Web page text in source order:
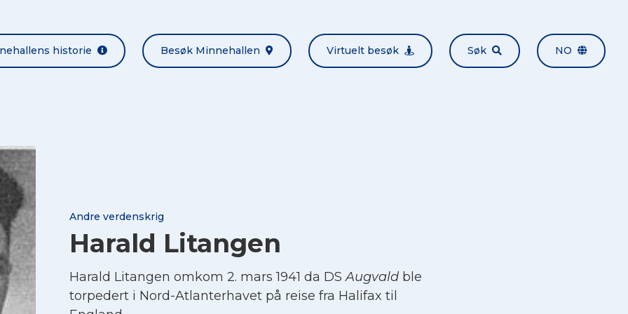
historie Besøk Minnehallen Virtuelt besøk Søk NO
Andre verdenskrig
Harald Litangen
Harald Litangen omkom 2. mars 1941 da DSAugvaldble
torpedert i Nord-Atlanterhavet på reise fra Halifax til